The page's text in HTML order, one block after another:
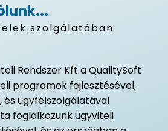
szolgálatában
Rendszer Kft a QualitySoft
programok fejlesztésével,
és ügyfélszolgálatával
foglalkozunk ügyviteli